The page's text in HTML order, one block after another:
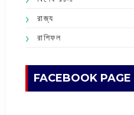
রাজ্য
রাশিফল
FACEBOOK PAGE